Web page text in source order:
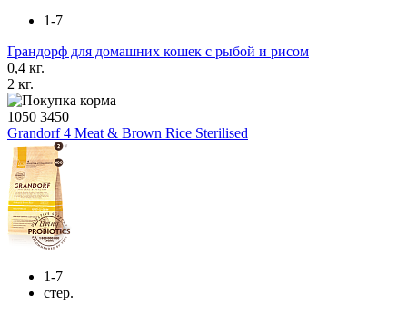
1-7
Грандорф для домашних кошек с рыбой и рисом
0,4 кг.
2 кг.
1050 3450
Grandorf 4 Meat & Brown Rice Sterilised
1-7
стер.